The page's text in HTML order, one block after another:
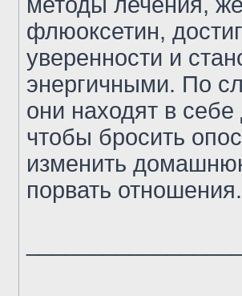
флюоксетин,
уверенности и
энергичными. По
они находят в
чтобы бросить
изменить
порвать отношения.